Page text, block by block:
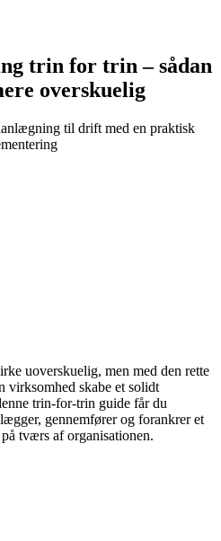
trin for trin – sådan
overskuelig
til drift med en praktisk
uoverskuelig, men med den rette
virksomhed skabe et solidt
trin-for-trin guide får du
gennemfører og forankrer et
tværs af organisationen.